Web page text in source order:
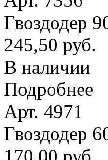
Гвоздодер
245,50 руб.
В наличии
Подробнее
Арт. 4971
Гвоздодер
170,00 руб.